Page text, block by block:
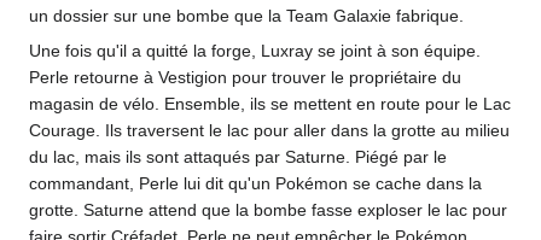
un dossier sur une bombe que la Team Galaxie fabrique.
Une fois qu'il a quitté la forge, Luxray se joint à son équipe.
Perle retourne à Vestigion pour trouver le propriétaire du
magasin de vélo. Ensemble, ils se mettent en route pour le Lac
Courage. Ils traversent le lac pour aller dans la grotte au milieu
du lac, mais ils sont attaqués par Saturne. Piégé par le
commandant, Perle lui dit qu'un Pokémon se cache dans la
grotte. Saturne attend que la bombe fasse exploser le lac pour